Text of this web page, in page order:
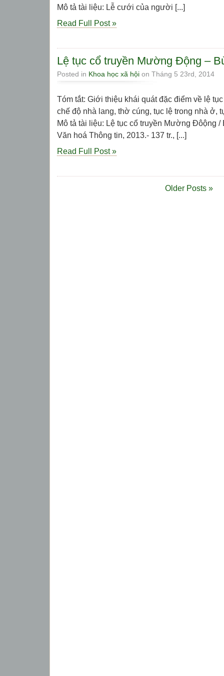
Mô tả tài liệu: Lễ cưới của người [...]
Read Full Post »
Lệ tục cổ truyền Mường Động –
Posted in Khoa học xã hội on Tháng 5 23rd, 2014
Tóm tắt: Giới thiệu khái quát đặc điểm về lệ
chế độ nhà lang, thờ cúng, tục lệ trong nhà ở,
Mô tả tài liệu: Lệ tục cổ truyền Mường Đôộng
Văn hoá Thông tin, 2013.- 137 tr., [...]
Read Full Post »
Older Posts »